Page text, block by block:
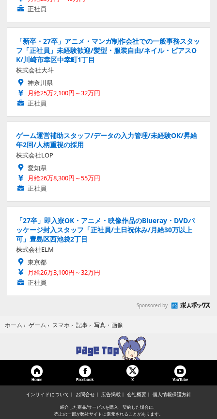
正社員
「新卒・27卒」アニメ・マンガ制作会社での一般事務スタッ
フ「正社員」未経験歓迎/髪型・服装自由/ネイル・ピアスO
K/川崎市幸区中幸町1丁目
株式会社大斗
神奈川県
月給25万2,100円～32万円
正社員
ゲーム運営補助スタッフ/データの入力管理/未経験OK/昇給
年2回/人柄重視の採用
株式会社LOP
愛知県
月給26万8,300円～55万円
正社員
「27卒」即入寮OK・アニメ・映像作品のBlueray・DVDパ
ッケージ封入スタッフ「正社員/土日祝休み/月給30万以上
可」豊島区西池袋2丁目
株式会社ELM
東京都
月給26万3,100円～32万円
正社員
Sponsored by
ホーム › ゲーム › スマホ › 記事 › 写真・画像
Home Facebook X YouTube
インサイドについて お問合せ 広告掲載 会社概要 個人情報保護方針
紹介した商品/サービスを購入、契約した場合に、
売上の一部が弊社サイトに還元されることがあります。